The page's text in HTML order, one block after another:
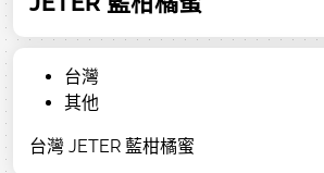
台灣
其他
台灣 JETER 藍柑橘蜜